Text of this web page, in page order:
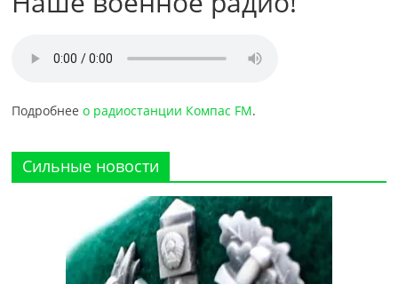
Подробнеео радиостанции Компас FM.
Сильные новости